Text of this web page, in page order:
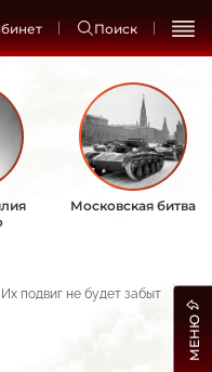
Поиск
Московская битва
Их подвиг не будет забыт
МЕНЮ